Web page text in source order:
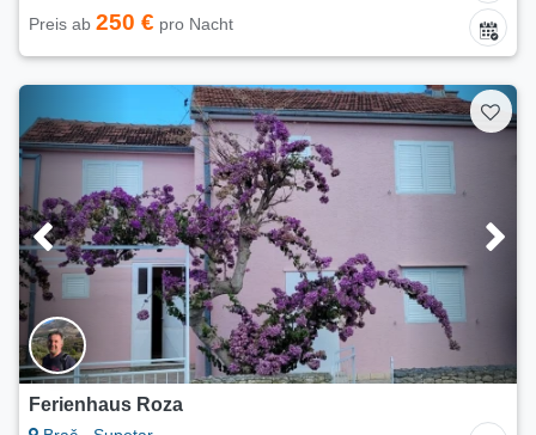
Preis ab 250 € pro Nacht
Ferienhaus Roza